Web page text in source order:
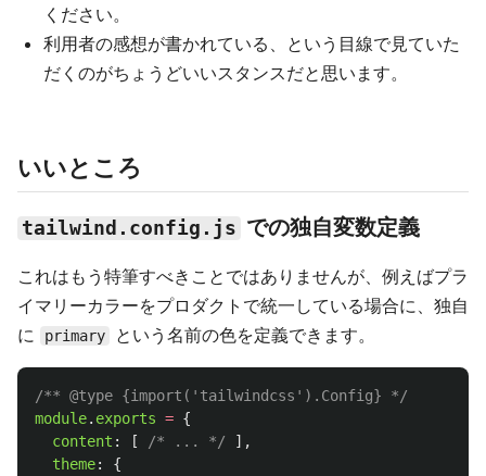
ください。
利用者の感想が書かれている、という目線で見ていた
だくのがちょうどいいスタンスだと思います。
いいところ
tailwind.config.js での独自変数定義
これはもう特筆すべきことではありませんが、例えばプラ
イマリーカラーをプロダクトで統一している場合に、独自
に
primary という名前の色を定義できます。
/** @type {import('tailwindcss').Config} */
module. exports = {
content : [ /* ... */
],
theme:
{